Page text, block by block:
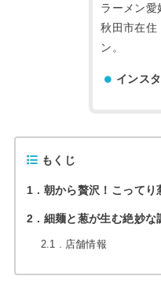
ラーメン愛
秋田市在住
ン。
インス
もくじ
1 朝から贅沢！こってり
2 細麺と葱が生む絶妙な
2.1 店舗情報